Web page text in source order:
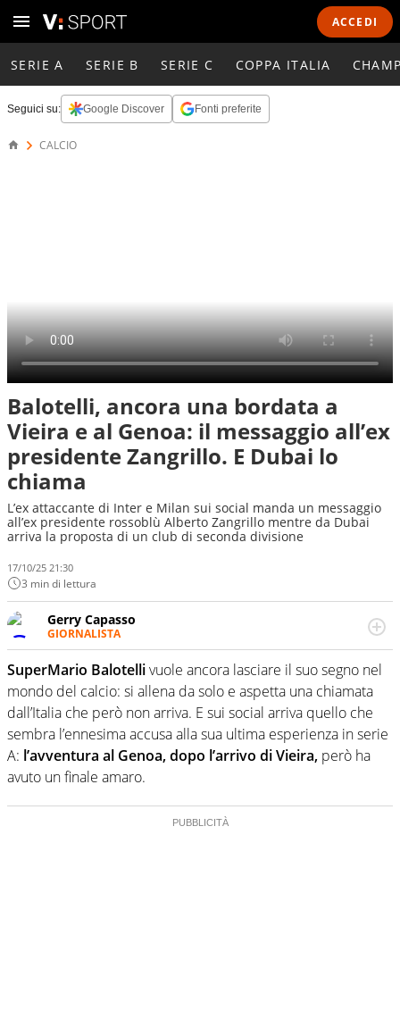
ACCEDI
SERIE A SERIE B SERIE C COPPA ITALIA
Seguici su: Google Discover Fonti preferite
CALCIO
Balotelli, ancora una bordata a
Vieira e al Genoa: il messaggio all’ex
presidente Zangrillo. E Dubai lo
chiama
L’ex attaccante di Inter e Milan sui social manda un messaggio
all’ex presidente rossoblù Alberto Zangrillo mentre da Dubai
arriva la proposta di un club di seconda divisione
17/10/25 21:30
3 min di lettura
Gerry Capasso
GIORNALISTA
Per lui gli sport americani non hanno segreti: basket,
football, baseball e la capacità innata di trovare la notizia
dove altri non vedono granché
SuperMario Balotellivuole ancora lasciare il suo segno nel
mondo del calcio: si allena da solo e aspetta una chiamata
dall’Italia che però non arriva. E sui social arriva quello che
sembra l’ennesima accusa alla sua ultima esperienza in serie
A: l’avventura al Genoa, dopo l’arrivo di Vieira, però ha
avuto un finale amaro.